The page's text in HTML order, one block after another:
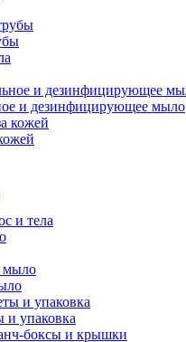
и дезинфицирующее мыло
и тела
упаковка